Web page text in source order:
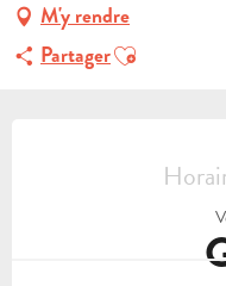
M'y rendre
PartagerAjouter aux